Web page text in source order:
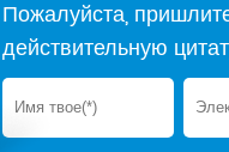
Пожалуйста,
действительную